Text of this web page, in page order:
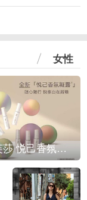
女性
IPSA茵芙莎 悦己香氛凝露上市